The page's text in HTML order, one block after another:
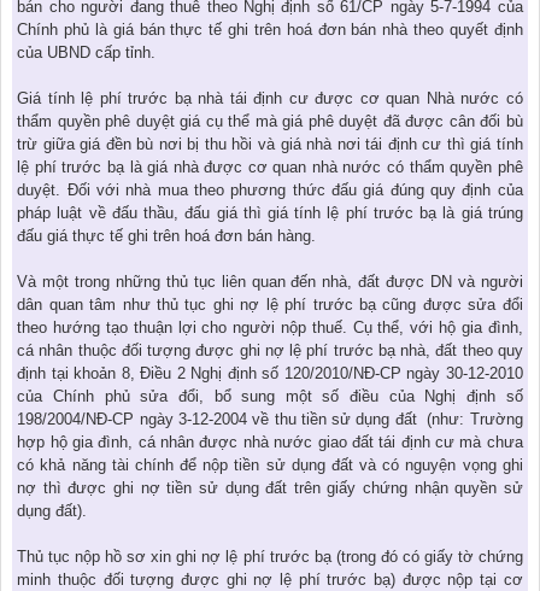
bán cho người đang thuê theo Nghị định số 61/CP ngày 5-7-1994 của
Chính phủ là giá bán thực tế ghi trên hoá đơn bán nhà theo quyết định
của UBND cấp tỉnh.
Giá tính lệ phí trước bạ nhà tái định cư được cơ quan Nhà nước có
thẩm quyền phê duyệt giá cụ thể mà giá phê duyệt đã được cân đối bù
trừ giữa giá đền bù nơi bị thu hồi và giá nhà nơi tái định cư thì giá tính
lệ phí trước bạ là giá nhà được cơ quan nhà nước có thẩm quyền phê
duyệt. Đối với nhà mua theo phương thức đấu giá đúng quy định của
pháp luật về đấu thầu, đấu giá thì giá tính lệ phí trước bạ là giá trúng
đấu giá thực tế ghi trên hoá đơn bán hàng.
Và một trong những thủ tục liên quan đến nhà, đất được DN và người
dân quan tâm như thủ tục ghi nợ lệ phí trước bạ cũng được sửa đổi
theo hướng tạo thuận lợi cho người nộp thuế. Cụ thể, với hộ gia đình,
cá nhân thuộc đối tượng được ghi nợ lệ phí trước bạ nhà, đất theo quy
định tại khoản 8, Điều 2 Nghị định số 120/2010/NĐ-CP ngày 30-12-2010
của Chính phủ sửa đổi, bổ sung một số điều của Nghị định số
198/2004/NĐ-CP ngày 3-12-2004 về thu tiền sử dụng đất (như: Trường
hợp hộ gia đình, cá nhân được nhà nước giao đất tái định cư mà chưa
có khả năng tài chính để nộp tiền sử dụng đất và có nguyện vọng ghi
nợ thì được ghi nợ tiền sử dụng đất trên giấy chứng nhận quyền sử
dụng đất).
Thủ tục nộp hồ sơ xin ghi nợ lệ phí trước bạ (trong đó có giấy tờ chứng
minh thuộc đối tượng được ghi nợ lệ phí trước bạ) được nộp tại cơ